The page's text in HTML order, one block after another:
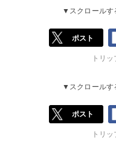
▼スクロールす
ポスト
トリ
▼スクロールす
ポスト
トリ